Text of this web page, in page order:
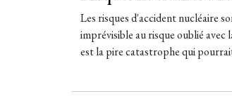
​Les risques d'accident nucléaire
imprévisible au risque oublié
est la pire catastrophe qui